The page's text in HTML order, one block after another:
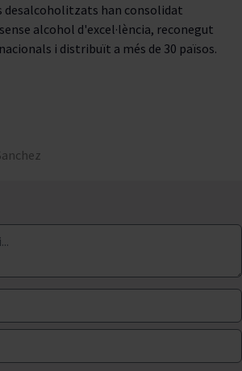
desalcoholitzats han consolidat
alcohol d'excel·lència, reconegut
i distribuït a més de 30 països.